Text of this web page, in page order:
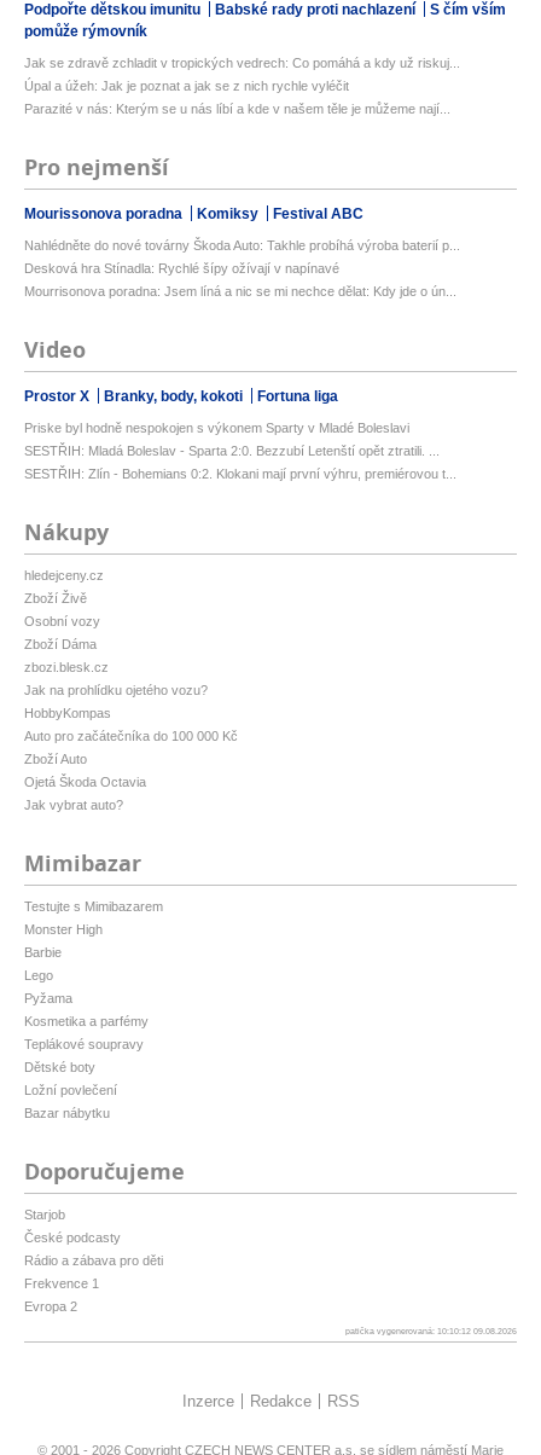
Podpořte dětskou imunitu Babské rady proti nachlazení
S čím vším
pomůže rýmovník
Jak se zdravě zchladit v tropických vedrech: Co pomáhá a kdy už riskuj...
Úpal a úžeh: Jak je poznat a jak se z nich rychle vyléčit
Parazité v nás: Kterým se u nás líbí a kde v našem těle je můžeme nají...
Pro nejmenší
Mourissonova poradna Komiksy Festival ABC
Nahlédněte do nové továrny Škoda Auto: Takhle probíhá výroba baterií p...
Desková hra Stínadla: Rychlé šípy ožívají v napínavé
Mourrisonova poradna: Jsem líná a nic se mi nechce dělat: Kdy jde o ún...
Video
Prostor X Branky, body, kokoti Fortuna liga
Priske byl hodně nespokojen s výkonem Sparty v Mladé Boleslavi
SESTŘIH: Mladá Boleslav - Sparta 2:0. Bezzubí Letenští opět ztratili. ...
SESTŘIH: Zlín - Bohemians 0:2. Klokani mají první výhru, premiérovou t...
Nákupy
hledejceny.cz
Zboží Živě
Osobní vozy
Zboží Dáma
zbozi.blesk.cz
Jak na prohlídku ojetého vozu?
HobbyKompas
Auto pro začátečníka do 100 000 Kč
Zboží Auto
Ojetá Škoda Octavia
Jak vybrat auto?
Mimibazar
Testujte s Mimibazarem
Monster High
Barbie
Lego
Pyžama
Kosmetika a parfémy
Teplákové soupravy
Dětské boty
Ložní povlečení
Bazar nábytku
Doporučujeme
Starjob
České podcasty
Rádio a zábava pro děti
Frekvence 1
Evropa 2
patička vygenerovaná: 10:10:12 09.08.2026
Inzerce Redakce RSS
© 2001 - 2026 Copyright CZECH NEWS CENTER a.s. se sídlem náměstí Marie